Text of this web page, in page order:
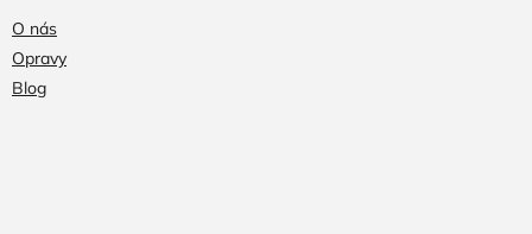
O nás
Opravy
Blog